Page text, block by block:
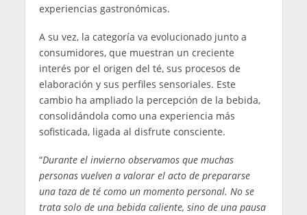
experiencias gastronómicas.
A su vez, la categoría va evolucionado junto a
consumidores, que muestran un creciente
interés por el origen del té, sus procesos de
elaboración y sus perfiles sensoriales. Este
cambio ha ampliado la percepción de la bebida,
consolidándola como una experiencia más
sofisticada, ligada al disfrute consciente.
“Durante el invierno observamos que muchas
personas vuelven a valorar el acto de prepararse
una taza de té como un momento personal. No se
trata solo de una bebida caliente, sino de una pausa